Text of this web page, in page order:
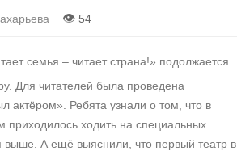
👁 54
семья – читает страна!» подолжается.
Для читателей была проведена
актёром». Ребята узнали о том, что в
приходилось ходить на специальных
выше. А ещё выяснили, что первый театр в